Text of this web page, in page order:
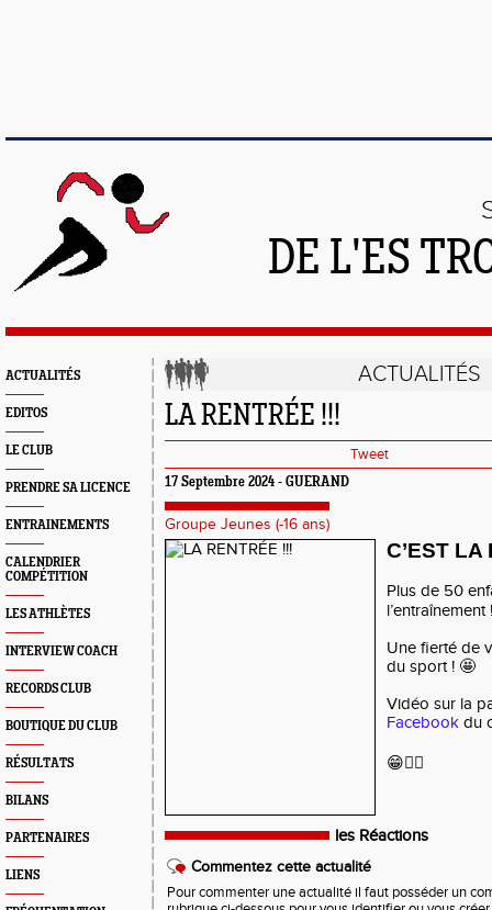
DE L'ES
ACTUALITÉS
EDITOS
LE CLUB
PRENDRE SA LICENCE
ENTRAINEMENTS
CALENDRIER
COMPÉTITION
LES ATHLÈTES
INTERVIEW COACH
RECORDS CLUB
BOUTIQUE DU CLUB
RÉSULTATS
BILANS
PARTENAIRES
LIENS
ACTUALITÉS
LA RENTRÉE !!!
Tweet
17 Septembre 2024 - GUERAND
Groupe Jeunes (-16 ans)
C’EST LA
Plus de 50
Une fierté de
du sport ! 🤩
Vidéo sur la
Facebook du
😁✌🏻
les Réactions
Commentez cette actualité
Pour commenter une actualité il faut posséder un